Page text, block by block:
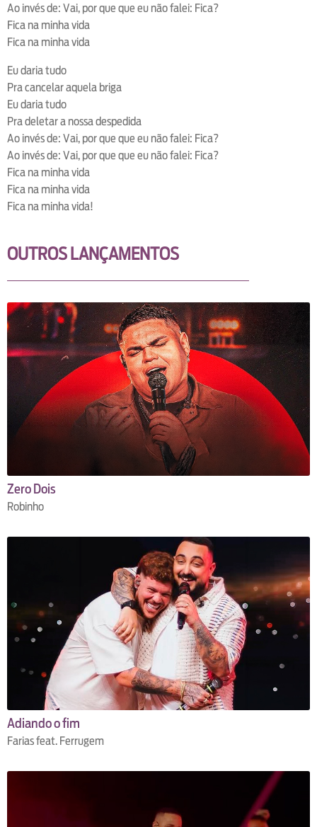
Ao invés de: Vai, por que que eu não falei: Fica?
Fica na minha vida
Fica na minha vida
Eu daria tudo
Pra cancelar aquela briga
Eu daria tudo
Pra deletar a nossa despedida
Ao invés de: Vai, por que que eu não falei: Fica?
Ao invés de: Vai, por que que eu não falei: Fica?
Fica na minha vida
Fica na minha vida
Fica na minha vida!
OUTROS LANÇAMENTOS
Zero Dois
Robinho
Adiando o fim
Farias feat. Ferrugem